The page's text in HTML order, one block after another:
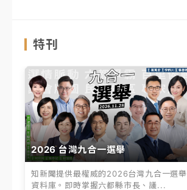
特刊
2026 台灣九合一選舉
知新聞提供最權威的2026台灣九合一選舉
資料庫。即時掌握六都縣市長、議...